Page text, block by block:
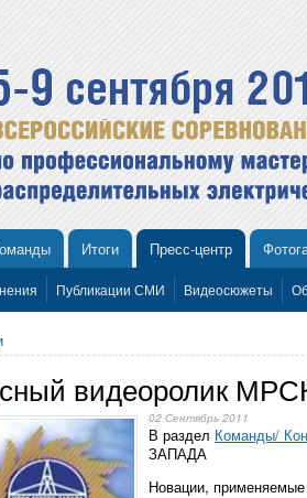
Итоги Пресс-центр
Публикации СМИ Видеосюжеты
видеоролик
02 Сентябрь 2011
В раздел Команды/
ЗАПАДА
Новации,